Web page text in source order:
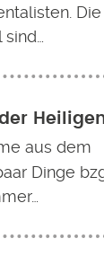
Die
aus dem
Dinge